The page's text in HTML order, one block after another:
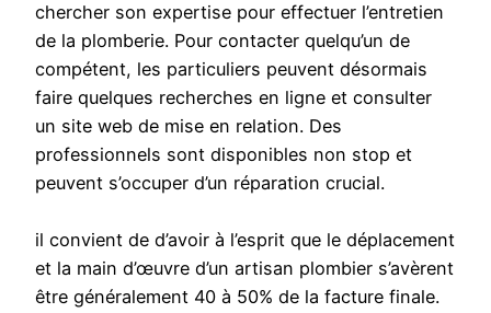
chercher son expertise pour effectuer l’entretien
de la plomberie. Pour contacter quelqu’un de
compétent, les particuliers peuvent désormais
faire quelques recherches en ligne et consulter
un site web de mise en relation. Des
professionnels sont disponibles non stop et
peuvent s’occuper d’un réparation crucial.
il convient de d’avoir à l’esprit que le déplacement
et la main d’œuvre d’un artisan plombier s’avèrent
être généralement 40 à 50% de la facture finale.